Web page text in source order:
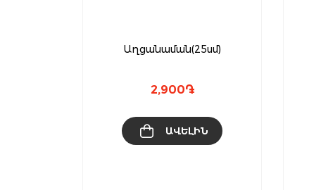
Աղցանաման(25սմ)
2,900֏
ԱՎԵԼԻՆ